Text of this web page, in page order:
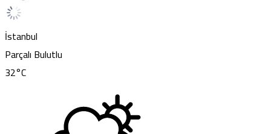
İstanbul
Parçalı Bulutlu
32°C